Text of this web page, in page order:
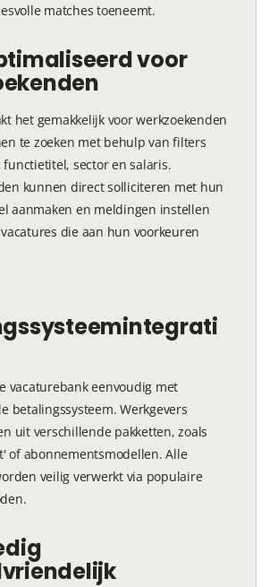
matches toeneemt.
voor
het gemakkelijk voor werkzoekenden
te zoeken met behulp van filters
functietitel, sector en salaris.
kunnen direct solliciteren met hun
aanmaken en meldingen instellen
die aan hun voorkeuren
vacaturebank eenvoudig met
betalingssysteem. Werkgevers
uit verschillende pakketten, zoals
of abonnementsmodellen. Alle
veilig verwerkt via populaire